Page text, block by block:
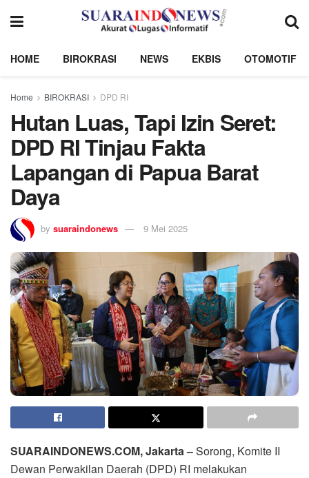
HOME BIROKRASI NEWS EKBIS OTOMOTIF
Home BIROKRASI DPD RI
Hutan Luas, Tapi Izin Seret:
DPD RI Tinjau Fakta
Lapangan di Papua Barat
Daya
by suaraindonews 9 Mei 2025
SUARAINDONEWS.COM, Jakarta –Sorong, Komite II
Dewan Perwakilan Daerah (DPD) RI melakukan